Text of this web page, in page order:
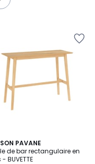
PAVANE
de bar rectangulaire en
BUVETTE